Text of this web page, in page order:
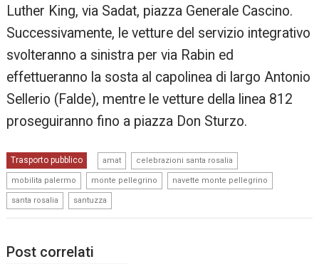
Luther King, via Sadat, piazza Generale Cascino.
Successivamente, le vetture del servizio integrativo
svolteranno a sinistra per via Rabin ed
effettueranno la sosta al capolinea di largo Antonio
Sellerio (Falde), mentre le vetture della linea 812
proseguiranno fino a piazza Don Sturzo.
Trasporto pubblico amat celebrazioni santa rosalia
mobilita palermo monte pellegrino navette monte pellegrino
santa rosalia santuzza
Post correlati